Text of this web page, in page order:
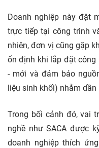
Doanh nghiệp này đặt
trực tiếp tại công trình
nhiên, đơn vị cũng gặp
ổn định khi lắp đặt công
- mới và đảm bảo
liệu sinh khối) nhằm
Trong bối cảnh đó, vai
nghề như SACA được
doanh nghiệp thích